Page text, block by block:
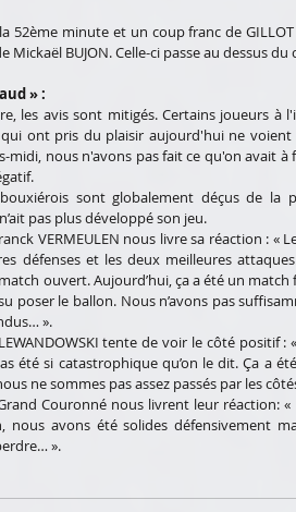
52ème minute et un coup franc de
Mickaël BUJON. Celle-ci passe au dessus du
» :
les avis sont mitigés. Certains joueurs à
ont pris du plaisir aujourd'hui ne
midi, nous n'avons pas fait ce qu'on avait à
sont globalement déçus de
pas plus développé son jeu.
VERMEULEN nous livre sa réaction : «
défenses et les deux meilleures
ouvert. Aujourd’hui, ça a été un
poser le ballon. Nous n’avons pas
».
tente de voir le côté positif
été si catastrophique qu’on le dit. Ça a
ne sommes pas assez passés par les
Couronné nous livrent leur réaction:
nous avons été solides défensivement
».